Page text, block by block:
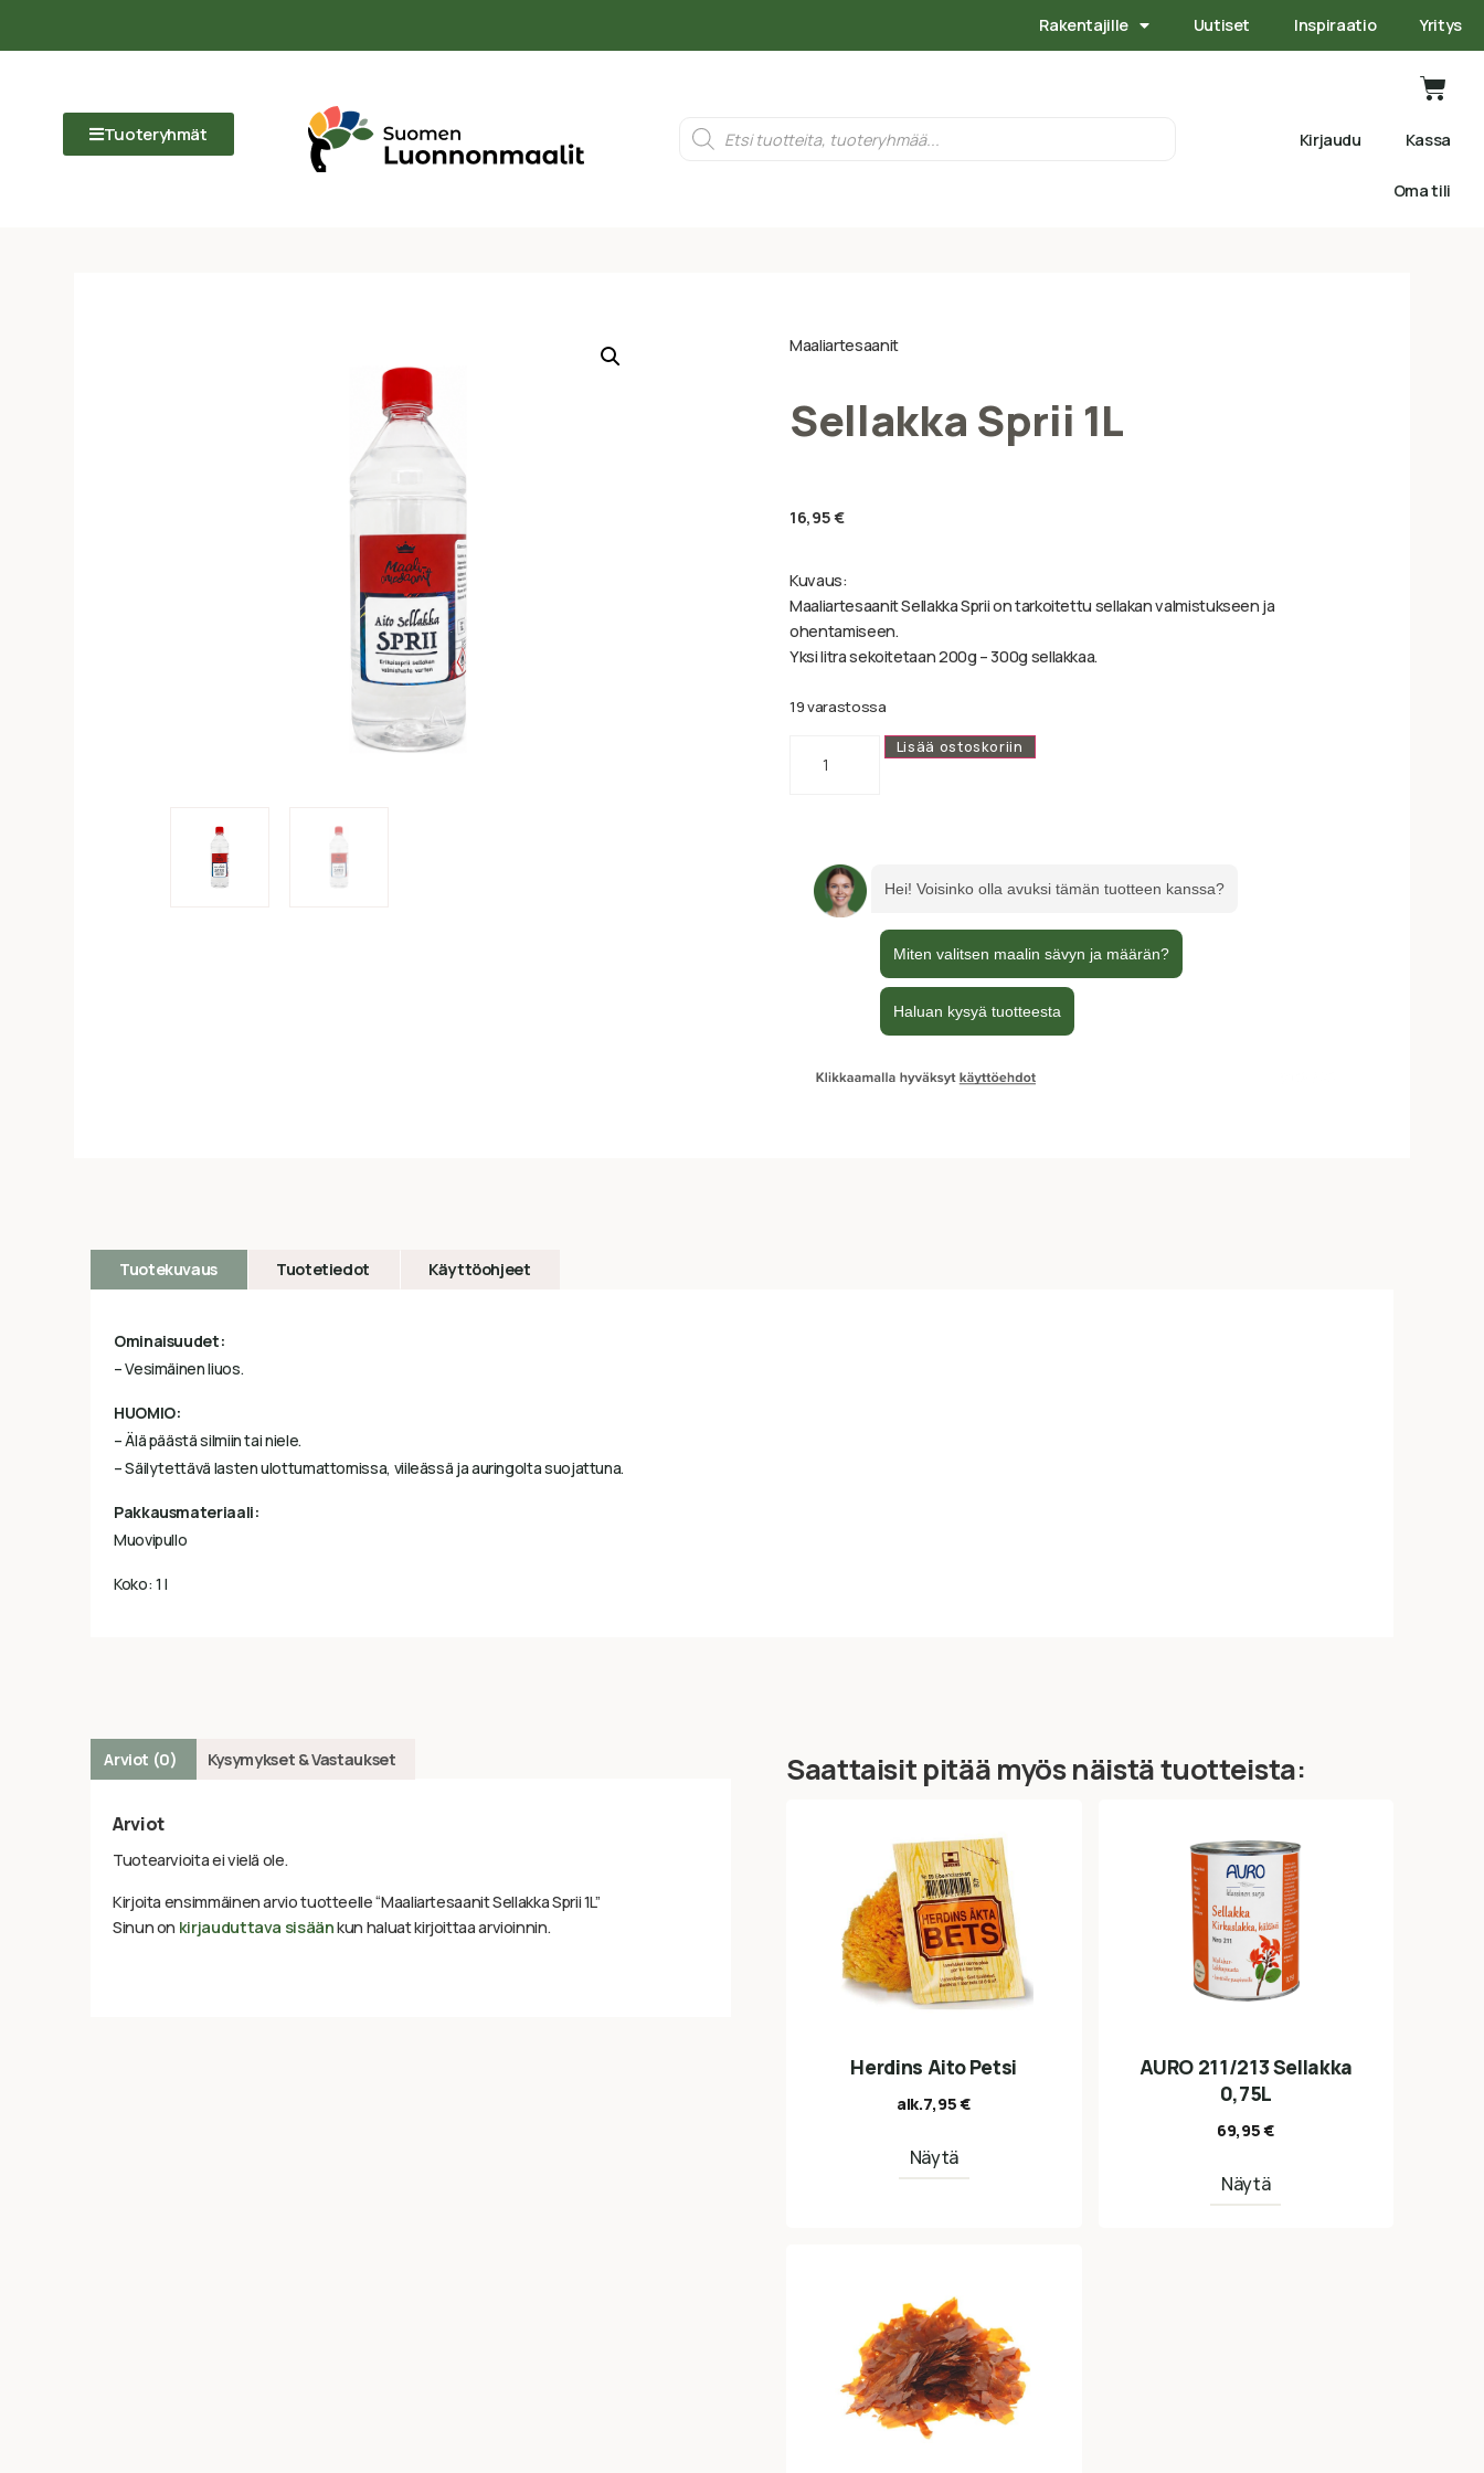
Rakentajille Uutiset Inspiraatio Yritys
Tuoteryhmät Kirjaudu Kassa
Oma tili
Maaliartesaanit
Sellakka Sprii 1L
16,95€
Kuvaus:
Maaliartesaanit Sellakka Sprii on tarkoitettu sellakan valmistukseen ja
ohentamiseen.
Yksi litra sekoitetaan 200g – 300g sellakkaa.
19 varastossa
Lisää ostoskoriin
Tuotekuvaus Tuotetiedot Käyttöohjeet
Ominaisuudet:
– Vesimäinen liuos.
HUOMIO:
– Älä päästä silmiin tai niele.
– Säilytettävä lasten ulottumattomissa, viileässä ja auringolta suojattuna.
Pakkausmateriaali:
Muovipullo
Koko: 1 l
Arviot (0) Kysymykset & Vastaukset
Arviot
Tuotearvioita ei vielä ole.
Kirjoita ensimmäinen arvio tuotteelle “Maaliartesaanit Sellakka Sprii 1L”
Sinun on kirjauduttava sisäänkun haluat kirjoittaa arvioinnin.
Saattaisit pitää myös näistä tuotteista:
Herdins Aito Petsi
alk.7,95€
Näytä
AURO 211/213 Sellakka
0,75L
69,95€
Näytä